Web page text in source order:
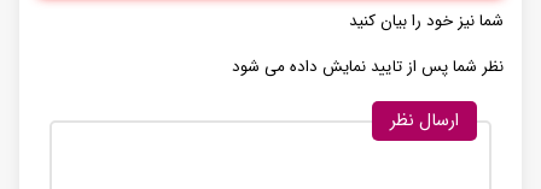
شما نیز خود را بیان کنید
نظر شما پس از تایید نمایش داده می شود
ارسال نظر